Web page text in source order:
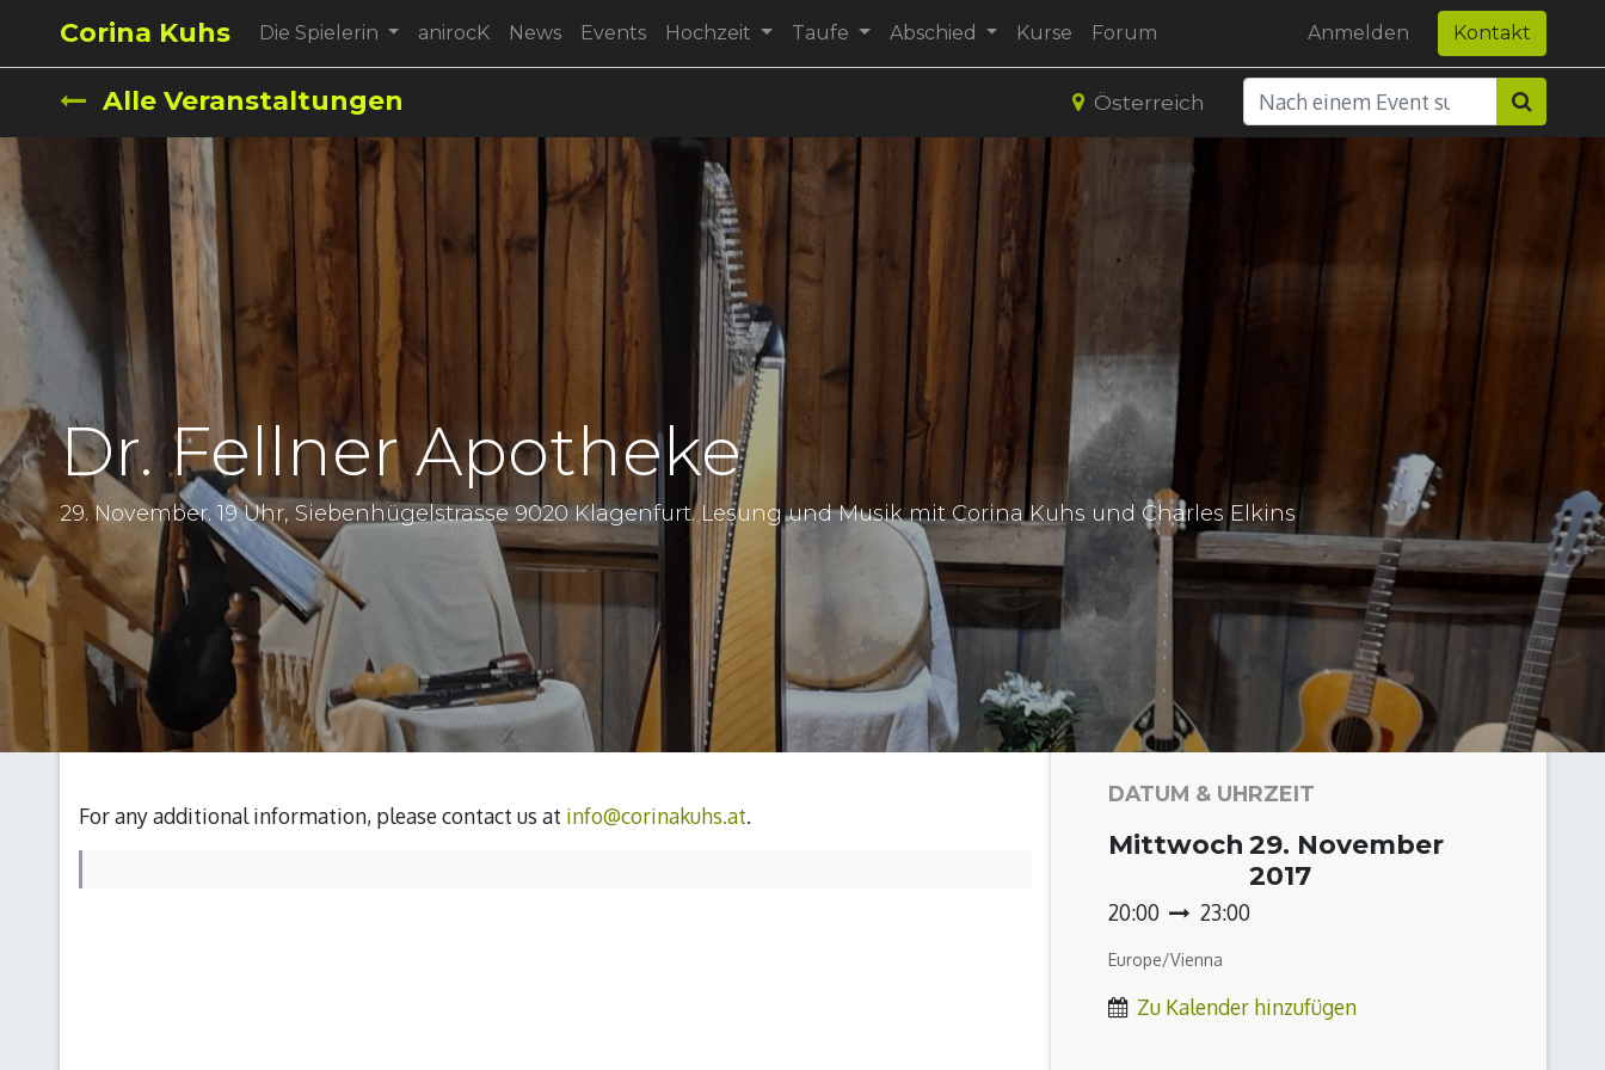
Corina Kuhs Die Spielerin anirocK News Events Hochzeit Taufe Abschied Kurse Forum Anmelden Kontakt
Alle Veranstaltungen Österreich
Dr. Fellner Apotheke
29. November. 19 Uhr, Siebenhügelstrasse 9020 Klagenfurt. Lesung und Musik mit Corina Kuhs und Charles Elkins
For any additional information, please contact us at info@corinakuhs.at.
DATUM & UHRZEIT
Mittwoch 29. November
2017
20:00 23:00
Europe/Vienna
Zu Kalender hinzufügen